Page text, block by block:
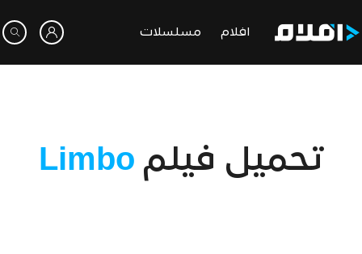
افلام مسلسلات
تحميل فيلم Limbo